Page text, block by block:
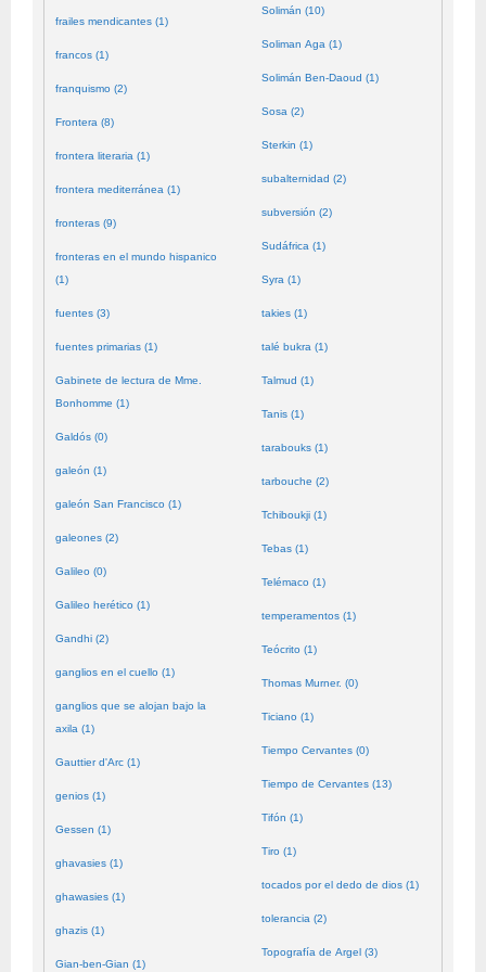
frailes mendicantes (1)
francos (1)
franquismo (2)
Frontera (8)
frontera literaria (1)
frontera mediterránea (1)
fronteras (9)
fronteras en el mundo hispanico
(1)
fuentes (3)
fuentes primarias (1)
Gabinete de lectura de Mme.
Bonhomme (1)
Galdós (0)
galeón (1)
galeón San Francisco (1)
galeones (2)
Galileo (0)
Galileo herético (1)
Gandhi (2)
ganglios en el cuello (1)
ganglios que se alojan bajo la
axila (1)
Gauttier d'Arc (1)
genios (1)
Gessen (1)
ghavasies (1)
ghawasies (1)
ghazis (1)
Gian-ben-Gian (1)
Solimán (10)
Soliman Aga (1)
Solimán Ben-Daoud (1)
Sosa (2)
Sterkin (1)
subalternidad (2)
subversión (2)
Sudáfrica (1)
Syra (1)
takies (1)
talé bukra (1)
Talmud (1)
Tanis (1)
tarabouks (1)
tarbouche (2)
Tchiboukji (1)
Tebas (1)
Telémaco (1)
temperamentos (1)
Teócrito (1)
Thomas Murner. (0)
Ticiano (1)
Tiempo Cervantes (0)
Tiempo de Cervantes (13)
Tifón (1)
Tiro (1)
tocados por el dedo de dios (1)
tolerancia (2)
Topografía de Argel (3)